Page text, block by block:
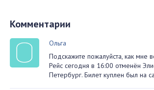
Комментарии
Ольга
Подскажите пожалуйста, как мне
Рейс сегодня в 16:00 отменён
Петербург. Билет куплен был на